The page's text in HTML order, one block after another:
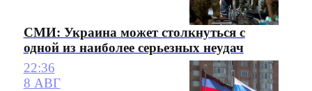
СМИ: Украина может столкнуться с
одной из наиболее серьезных неудач
22:36
8 АВГ